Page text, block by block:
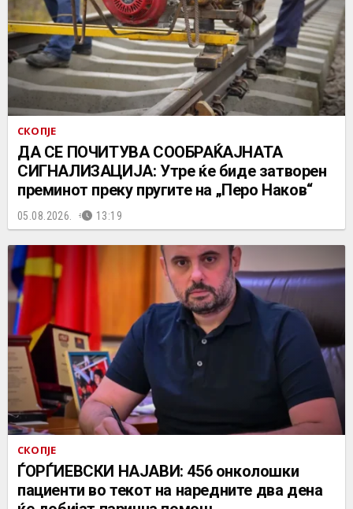
СКОПЈЕ
ДА СЕ ПОЧИТУВА СООБРАЌАЈНАТА
СИГНАЛИЗАЦИЈА: Утре ќе биде затворен
преминот преку пругите на „Перо Наков“
05.08.2026. 13:19
СКОПЈЕ
ЃОРЃИЕВСКИ НАЈАВИ: 456 онколошки
пациенти во текот на наредните два дена